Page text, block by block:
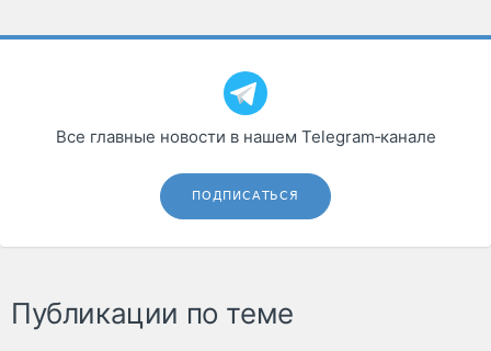
Все главные новости в нашем Telegram‑канале
ПОДПИСАТЬСЯ
Публикации по теме